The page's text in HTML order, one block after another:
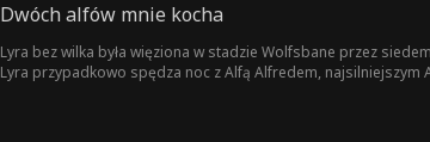
Dwóch alfów mnie kocha
Lyra bez wilka była więziona w stadzie Wolfsbane przez
Lyra przypadkowo spędza noc z Alfą Alfredem,